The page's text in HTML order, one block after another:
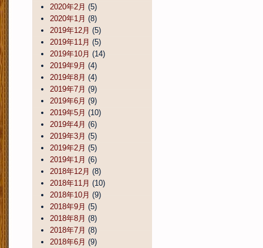
2020年2月 (5)
2020年1月 (8)
2019年12月 (5)
2019年11月 (5)
2019年10月 (14)
2019年9月 (4)
2019年8月 (4)
2019年7月 (9)
2019年6月 (9)
2019年5月 (10)
2019年4月 (6)
2019年3月 (5)
2019年2月 (5)
2019年1月 (6)
2018年12月 (8)
2018年11月 (10)
2018年10月 (9)
2018年9月 (5)
2018年8月 (8)
2018年7月 (8)
2018年6月 (9)